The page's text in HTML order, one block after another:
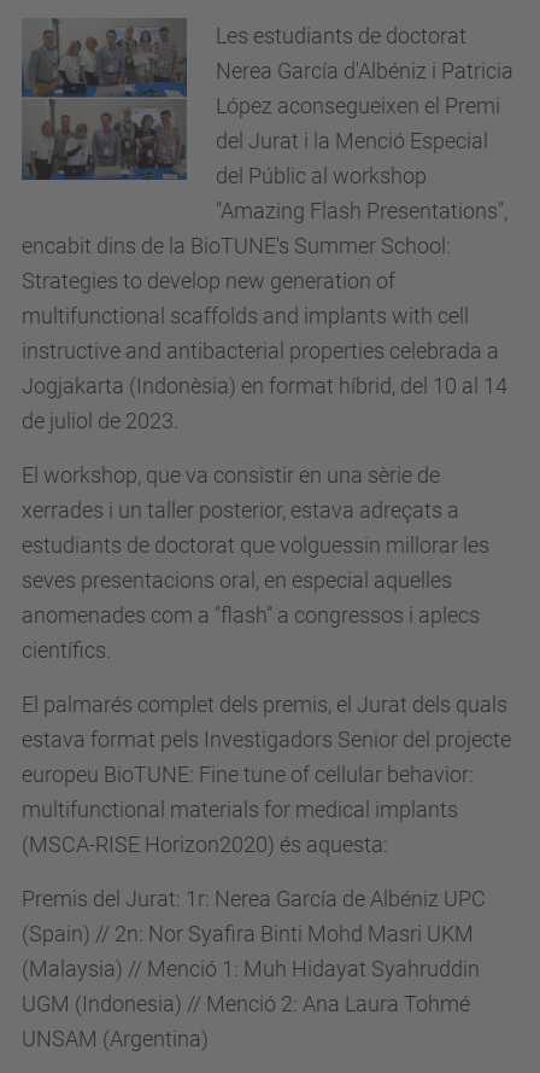
Les estudiants de doctorat
Nerea García d'Albéniz i Patricia
López aconsegueixen el Premi
del Jurat i la Menció Especial
del Públic al workshop
"Amazing Flash Presentations",
encabit dins de la BioTUNE's Summer School:
Strategies to develop new generation of
multifunctional scaffolds and implants with cell
instructive and antibacterial properties celebrada a
Jogjakarta (Indonèsia) en format híbrid, del 10 al 14
de juliol de 2023.
El workshop, que va consistir en una sèrie de
xerrades i un taller posterior, estava adreçats a
estudiants de doctorat que volguessin millorar les
seves presentacions oral, en especial aquelles
anomenades com a "flash" a congressos i aplecs
científics.
El palmarés complet dels premis, el Jurat dels quals
estava format pels Investigadors Senior del projecte
europeu BioTUNE: Fine tune of cellular behavior:
multifunctional materials for medical implants
(MSCA-RISE Horizon2020) és aquesta:
Premis del Jurat: 1r: Nerea García de Albéniz UPC
(Spain) // 2n: Nor Syafira Binti Mohd Masri UKM
(Malaysia) // Menció 1: Muh Hidayat Syahruddin
UGM (Indonesia) // Menció 2: Ana Laura Tohmé
UNSAM (Argentina)